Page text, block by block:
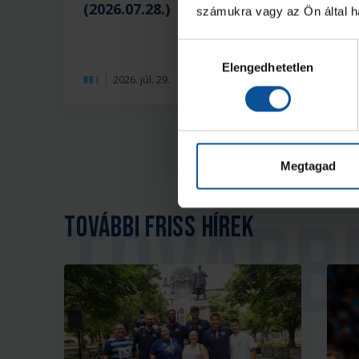
számukra vagy az Ön által
kiválasztásaElengedhetetlen
Megtagad
NB I 2026. júl. 29.
(2026.07.28.)
További friss hírek